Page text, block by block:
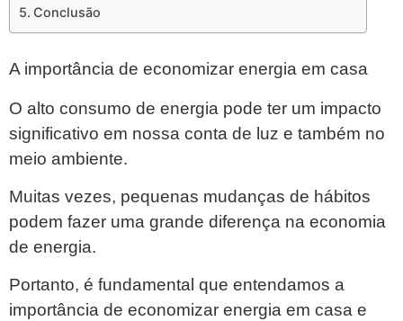
Conclusão
A importância de economizar energia em casa
O alto consumo de energia pode ter um impacto
significativo em nossa conta de luz e também no
meio ambiente.
Muitas vezes, pequenas mudanças de hábitos
podem fazer uma grande diferença na economia
de energia.
Portanto, é fundamental que entendamos a
importância de economizar energia em casa e